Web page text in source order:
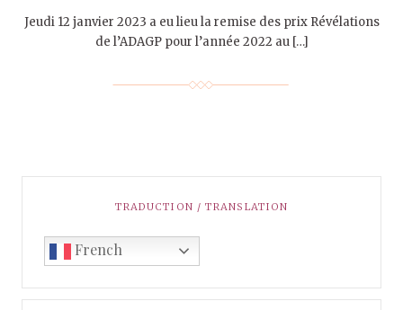
Jeudi 12 janvier 2023 a eu lieu la remise des prix Révélations
de l’ADAGP pour l’année 2022 au […]
TRADUCTION / TRANSLATION
French